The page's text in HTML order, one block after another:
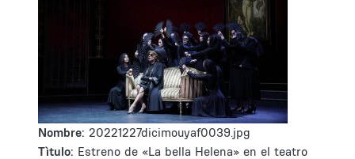
Nombre: 20221227dicimouyaf0039.jpg
Tìtulo: Estreno de «La bella Helena» en el teatro